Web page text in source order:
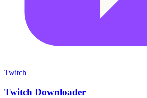
Twitch
Twitch Downloader